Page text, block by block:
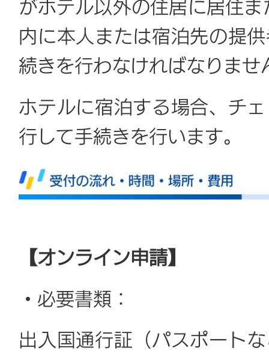
がホテル以外の住居に居住
内に本人または宿泊先の提
続きを行わなければなりませ
ホテルに宿泊する場合、チ
行して手続きを行います。
【オンライン申請】
・必要書類：
出入国通行証（パスポート